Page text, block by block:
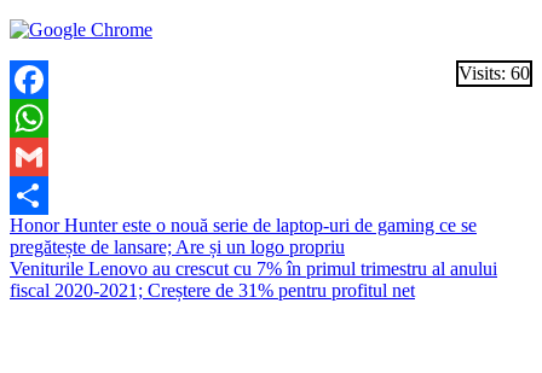
Visits: 60
Facebook
WhatsApp
Gmail
Partajează
Navigare
în
articole
Honor Hunter este o nouă serie de laptop-uri de gaming ce se
pregătește de lansare; Are și un logo propriu
Veniturile Lenovo au crescut cu 7% în primul trimestru al anului
fiscal 2020-2021; Creștere de 31% pentru profitul net